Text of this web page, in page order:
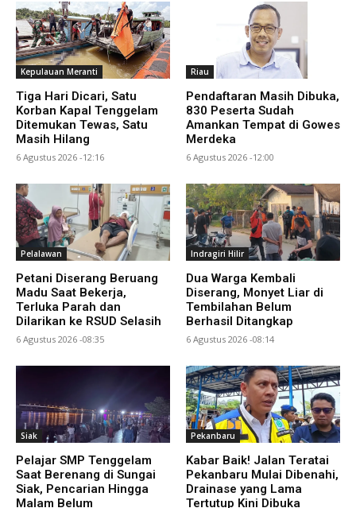
Kepulauan Meranti
Tiga Hari Dicari, Satu
Korban Kapal Tenggelam
Ditemukan Tewas, Satu
Masih Hilang
6 Agustus 2026 -12:16
Riau
Pendaftaran Masih Dibuka,
830 Peserta Sudah
Amankan Tempat di Gowes
Merdeka
6 Agustus 2026 -12:00
Pelalawan
Petani Diserang Beruang
Madu Saat Bekerja,
Terluka Parah dan
Dilarikan ke RSUD Selasih
6 Agustus 2026 -08:35
Indragiri Hilir
Dua Warga Kembali
Diserang, Monyet Liar di
Tembilahan Belum
Berhasil Ditangkap
6 Agustus 2026 -08:14
Siak
Pelajar SMP Tenggelam
Saat Berenang di Sungai
Siak, Pencarian Hingga
Malam Belum
Pekanbaru
Kabar Baik! Jalan Teratai
Pekanbaru Mulai Dibenahi,
Drainase yang Lama
Tertutup Kini Dibuka